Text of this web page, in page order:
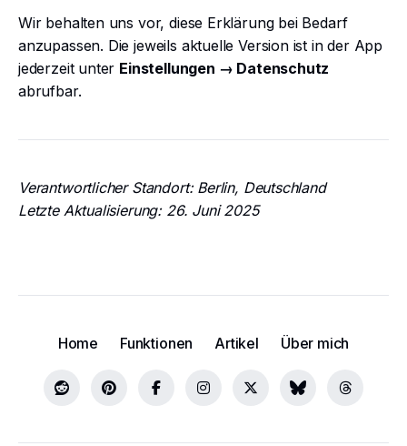
Wir behalten uns vor, diese Erklärung bei Bedarf
anzupassen. Die jeweils aktuelle Version ist in der App
jederzeit unter Einstellungen → Datenschutz
abrufbar.
Verantwortlicher Standort: Berlin, Deutschland
Letzte Aktualisierung: 26. Juni 2025
Home Funktionen Artikel Über mich